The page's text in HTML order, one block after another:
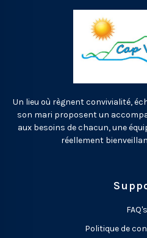
Un lieu où règnent convivialité,
son mari proposent un
aux besoins de chacun, une
réellement
FAQ's
Politique de